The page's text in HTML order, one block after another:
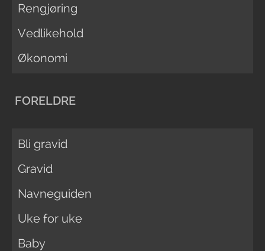
Rengjøring
Vedlikehold
Økonomi
FORELDRE
Bli gravid
Gravid
Navneguiden
Uke for uke
Baby